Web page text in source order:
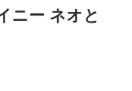
ニー ネオと